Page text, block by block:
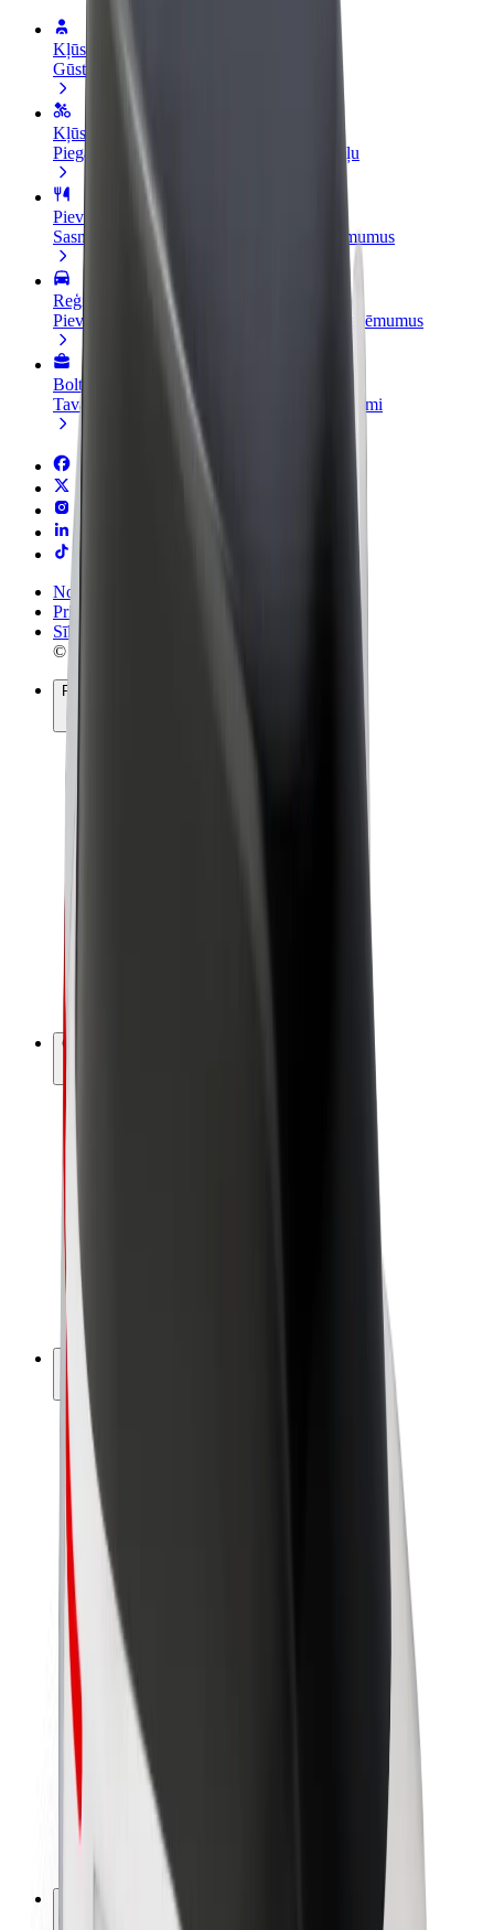
Kļūsti par autovadītāju
Gūsti ieņēmumus, kā vēlies
Kļūsti par kurjeru
Piegādā ēdienu un saņem izmaksu ik nedēļu
Pievieno restorānu vai veikalu
Sasniedz vairāk klientu un paaugstini ieņēmumus
Reģistrējies kā autoparka īpašnieks
Pievieno savu autoparku Bolt un palielini ieņēmumus
Bolt for Business
Tavam uzņēmumam pielāgoti Bolt pakalpojumi
Noteikumi un nosacījumi
Privātuma politika
Sīkdatnes
© 2026 Bolt Technology OÜ
Pakalpojumi
Gūsti ieņēmumus ar Bolt
Par uzņēmumu
Bolt ilgtspējība
Project Zero
Blogs
Ziņu telpa
Zīmola vadlīnijas
Misija
Attiecības ar investoriem
Vadība
Pilsētvides fonds